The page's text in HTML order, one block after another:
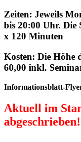
Zeiten: Jeweils
bis 20:00 Uhr. Die
x 120 Minuten
Kosten: Die Höhe
60,00 inkl.
Informationsblatt-
Aktuell im
abgeschrieben!